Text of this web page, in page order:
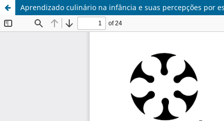
Aprendizado culinário na infância e suas percepções por